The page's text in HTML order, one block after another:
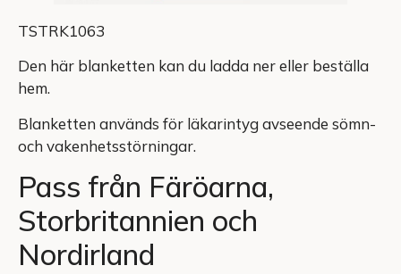
TSTRK1063
Den här blanketten kan du ladda ner eller beställa
hem.
Blanketten används för läkarintyg avseende sömn-
och vakenhetsstörningar.
Pass från Färöarna,
Storbritannien och
Nordirland